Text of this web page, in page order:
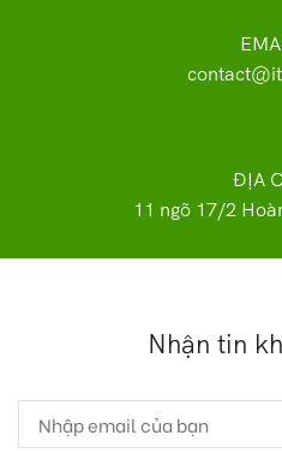
ĐỊA
11 ngõ 17/2
Nhận tin